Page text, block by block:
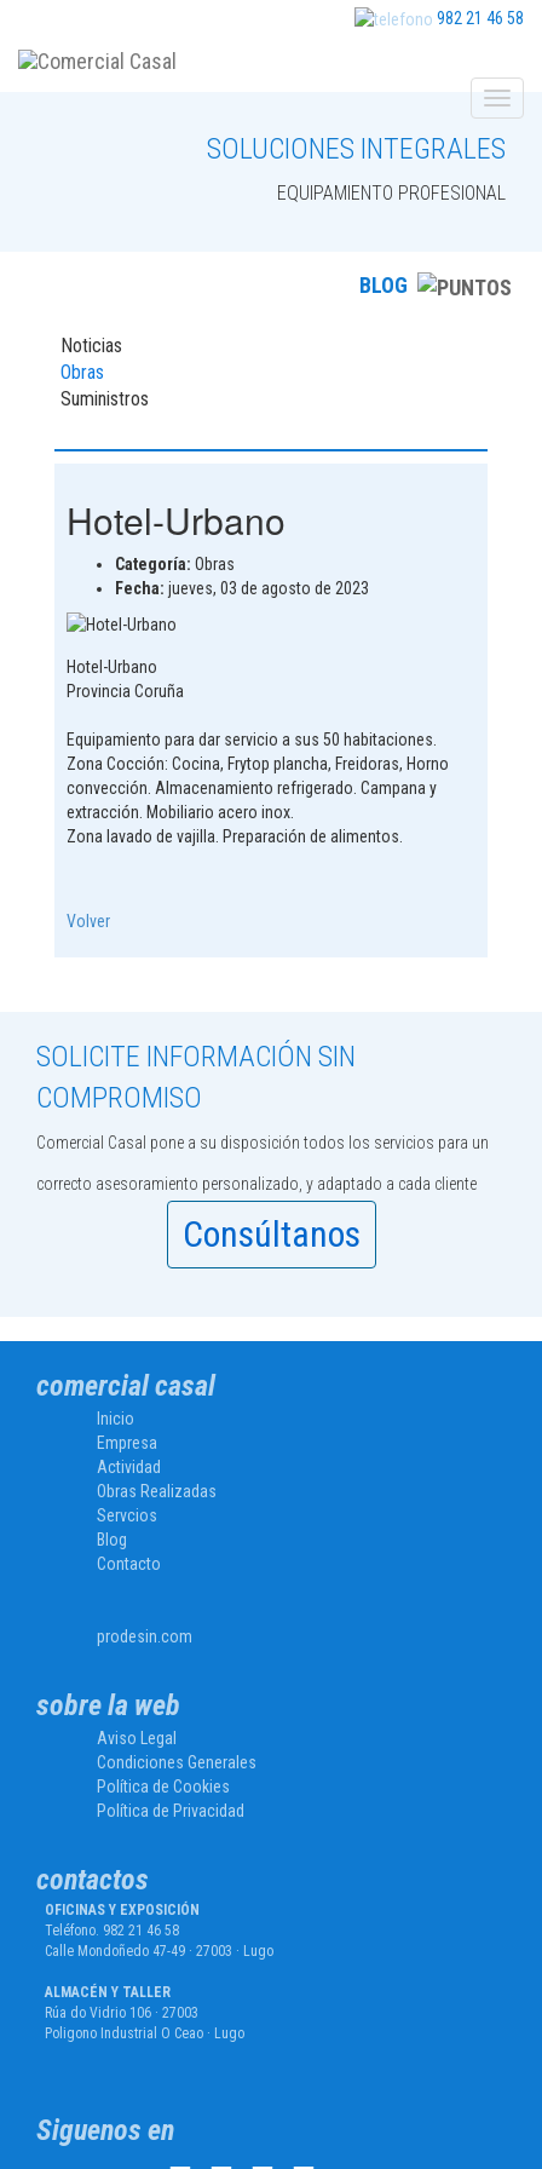
982 21 46 58
SOLUCIONES INTEGRALES
EQUIPAMIENTO PROFESIONAL
BLOG
Noticias
Obras
Suministros
Hotel-Urbano
Categoría: Obras
Fecha: jueves, 03 de agosto de 2023
Hotel-Urbano
Provincia Coruña
Equipamiento para dar servicio a sus 50 habitaciones.
Zona Cocción: Cocina, Frytop plancha, Freidoras, Horno
convección. Almacenamiento refrigerado. Campana y
extracción. Mobiliario acero inox.
Zona lavado de vajilla. Preparación de alimentos.
Volver
SOLICITE INFORMACIÓN SIN
COMPROMISO
Comercial Casal pone a su disposición todos los servicios para un
correcto asesoramiento personalizado, y adaptado a cada cliente
Consúltanos
comercial casal
Inicio
Empresa
Actividad
Obras Realizadas
Servcios
Blog
Contacto
prodesin.com
sobre la web
Aviso Legal
Condiciones Generales
Política de Cookies
Política de Privacidad
contactos
OFICINAS Y EXPOSICIÓN
Teléfono. 982 21 46 58
Calle Mondoñedo 47-49 · 27003 · Lugo
ALMACÉN Y TALLER
Rúa do Vidrio 106 · 27003
Poligono Industrial O Ceao · Lugo
Siguenos en